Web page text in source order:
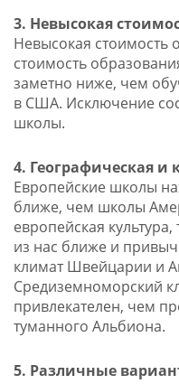
3. Невысокая
Невысокая стоимость
стоимость
заметно ниже, чем
в США. Исключение
школы.
4. Географическая и
Европейские школы
ближе, чем школы
европейская
из нас ближе и
климат Швейцарии и
Средиземноморский
привлекателен, чем
туманного Альбиона.
5. Различные